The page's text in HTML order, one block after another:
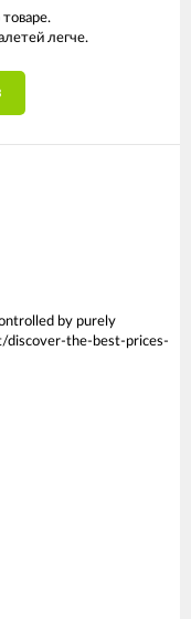
легче.
by purely
discover-the-best-prices-